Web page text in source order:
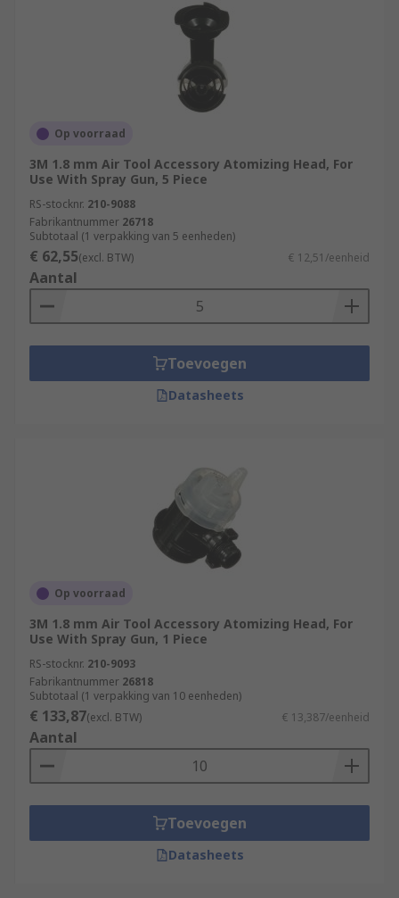
Op voorraad
3M 1.8 mm Air Tool Accessory Atomizing Head, For
Use With Spray Gun, 5 Piece
RS-stocknr. 210-9088
Fabrikantnummer 26718
Subtotaal (1 verpakking van 5 eenheden)
€ 62,55(excl. BTW) € 12,51/eenheid
Aantal
Toevoegen
Datasheets
Op voorraad
3M 1.8 mm Air Tool Accessory Atomizing Head, For
Use With Spray Gun, 1 Piece
RS-stocknr. 210-9093
Fabrikantnummer 26818
Subtotaal (1 verpakking van 10 eenheden)
€ 133,87(excl. BTW) € 13,387/eenheid
Aantal
Toevoegen
Datasheets